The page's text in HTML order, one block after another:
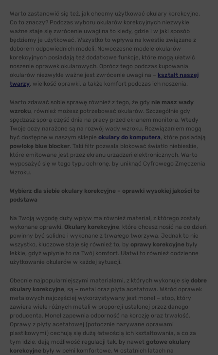
Warto zastanowić się też, jak chcemy użytkować okulary korekcyjne.
Co to znaczy? Podczas wyboru okularów korekcyjnych niezwykle
ważne staje się zwrócenie uwagi na to kiedy, gdzie i w jaki sposób
będziemy je użytkować. Wszystko to wpływa na kwestie związane z
doborem odpowiednich modeli. Nowoczesne modele okularów
korekcyjnych posiadają też dodatkowe funkcje, które mogą ułatwić
noszenie oprawek okularowych. Oprócz tego podczas kupowania
okularów niezwykle ważne jest zwrócenie uwagi na – kształt naszej
twarzy, wielkość oprawki, a także komfort podczas ich noszenia.
Warto zdawać sobie sprawę również z tego, że gdy nie masz wady
wzroku, również możesz potrzebować okularów. Szczególnie gdy
spędzasz sporą część dnia na pracy przed ekranem monitora. Wtedy
Twoje oczy narażone są na rozwój wady wzroku. Rozwiązaniem mogą
być dostępne w naszym sklepie okulary do komputera, które posiadają
powłokę blue blocker. Taki filtr pozwala blokować światło niebieskie,
które emitowane jest przez ekranu urządzeń elektronicznych. Warto
wyposażyć się w tego typu ochronę, by uniknąć Cyfrowego Zmęczenia
Wzroku.
Wybierz dla siebie okulary korekcyjne – oprawki wysokiej jakości to
podstawa
Na Twoją wygodę duży wpływ ma również materiał, z którego zostały
wykonane oprawki. Okulary korekcyjne, które chcesz nosić na co dzień,
powinny być solidne i wykonane z trwałego tworzywa, Jednak to nie
wszystko, kluczowe staje się również to, by oprawy korekcyjne były
lekkie, gdyż wpłynie to na Twój komfort. Ułatwi to również codzienne
użytkowanie okularów w każdej sytuacji.
Obecnie najpopularniejszymi materiałami, z których wykonuje się dobre
okulary korekcyjne, są – metal oraz płyta acetatowa. Wśród oprawek
metalowych najczęściej wykorzystywany jest monel – stop, który
zawiera wiele różnych metali w proporcji ustalonej przez danego
producenta. Monel zapewnia odporność na korozję oraz trwałość.
Oprawy z płyty acetatowej (potocznie nazywane oprawami
plastikowymi) cechują się dużą łatwością ich kształtowania, a co za
tym idzie, dają możliwość regulacji tak, by nawet gotowe okulary
korekcyjne były w pełni komfortowe. W ostatnich latach na